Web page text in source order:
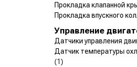
Прокладка клапанной
Прокладка впускного
Управление
Датчики управления
Датчик температуры
(1)